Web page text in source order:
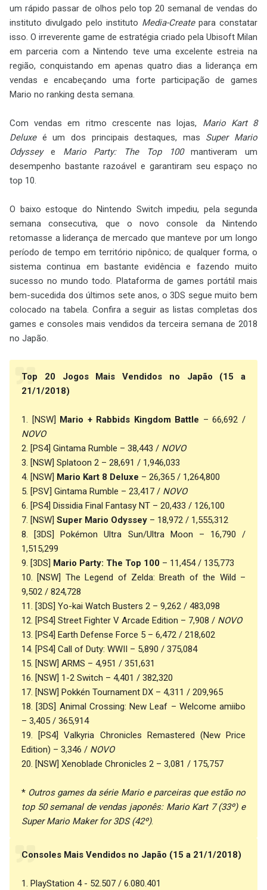
um rápido passar de olhos pelo top 20 semanal de vendas do
instituto divulgado pelo instituto Media-Createpara constatar
isso. O irreverente game de estratégia criado pela Ubisoft Milan
em parceria com a Nintendo teve uma excelente estreia na
região, conquistando em apenas quatro dias a liderança em
vendas e encabeçando uma forte participação de games
Mario no ranking desta semana.
Com vendas em ritmo crescente nas lojas, Mario Kart 8
Deluxeé um dos principais destaques, mas Super Mario
Odysseye Mario Party: The Top 100mantiveram um
desempenho bastante razoável e garantiram seu espaço no
top 10.
O baixo estoque do Nintendo Switch impediu, pela segunda
semana consecutiva, que o novo console da Nintendo
retomasse a liderança de mercado que manteve por um longo
período de tempo em território nipônico; de qualquer forma, o
sistema continua em bastante evidência e fazendo muito
sucesso no mundo todo. Plataforma de games portátil mais
bem-sucedida dos últimos sete anos, o 3DS segue muito bem
colocado na tabela. Confira a seguir as listas completas dos
games e consoles mais vendidos da terceira semana de 2018
no Japão.
Top 20 Jogos Mais Vendidos no Japão (15 a
21/1/2018)
1. [NSW] Mario + Rabbids Kingdom Battle – 66,692 /
NOVO
2. [PS4] Gintama Rumble – 38,443 / NOVO
3. [NSW] Splatoon 2 – 28,691 / 1,946,033
4. [NSW] Mario Kart 8 Deluxe – 26,365 / 1,264,800
5. [PSV] Gintama Rumble – 23,417 / NOVO
6. [PS4] Dissidia Final Fantasy NT – 20,433 / 126,100
7. [NSW] Super Mario Odyssey – 18,972 / 1,555,312
8. [3DS] Pokémon Ultra Sun/Ultra Moon – 16,790 /
1,515,299
9. [3DS] Mario Party: The Top 100 – 11,454 / 135,773
10. [NSW] The Legend of Zelda: Breath of the Wild –
9,502 / 824,728
11. [3DS] Yo-kai Watch Busters 2 – 9,262 / 483,098
12. [PS4] Street Fighter V Arcade Edition – 7,908 / NOVO
13. [PS4] Earth Defense Force 5 – 6,472 / 218,602
14. [PS4] Call of Duty: WWII – 5,890 / 375,084
15. [NSW] ARMS – 4,951 / 351,631
16. [NSW] 1-2 Switch – 4,401 / 382,320
17. [NSW] Pokkén Tournament DX – 4,311 / 209,965
18. [3DS] Animal Crossing: New Leaf – Welcome amiibo
– 3,405 / 365,914
19. [PS4] Valkyria Chronicles Remastered (New Price
Edition) – 3,346 / NOVO
20. [NSW] Xenoblade Chronicles 2 – 3,081 / 175,757
* Outros games da série Mario e parceiras que estão no
top 50 semanal de vendas japonês: Mario Kart 7 (33º) e
Super Mario Maker for 3DS (42º).
Consoles Mais Vendidos no Japão (15 a 21/1/2018)
1. PlayStation 4 - 52.507 / 6.080.401